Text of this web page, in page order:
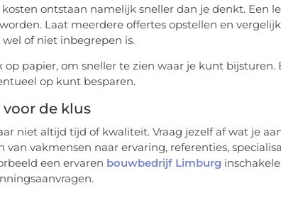
ontstaan namelijk sneller dan je denkt. Een
Laat meerdere offertes opstellen en
of niet inbegrepen is.
papier, om sneller te zien waar je kunt
op kunt besparen.
de klus
niet altijd tijd of kwaliteit. Vraag jezelf af wat je
vakmensen naar ervaring, referenties,
een ervaren bouwbedrijf Limburg